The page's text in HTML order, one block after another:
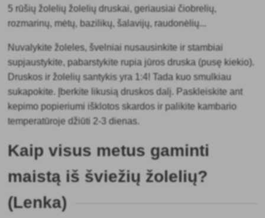
5 rūšių žolelių žolelių druskai, geriausiai čiobrelių,
rozmarinų, mėtų, bazilikų, šalavijų, raudonėlių...
Nuvalykite žoleles, švelniai nusausinkite ir stambiai
supjaustykite, pabarstykite rupia jūros druska (pusę kiekio).
Druskos ir žolelių santykis yra 1:4! Tada kuo smulkiau
sukapokite. Įberkite likusią druskos dalį. Paskleiskite ant
kepimo popieriumi išklotos skardos ir palikite kambario
temperatūroje džiūti 2-3 dienas.
Kaip visus metus gaminti
maistą iš šviežių žolelių?
(Lenka)